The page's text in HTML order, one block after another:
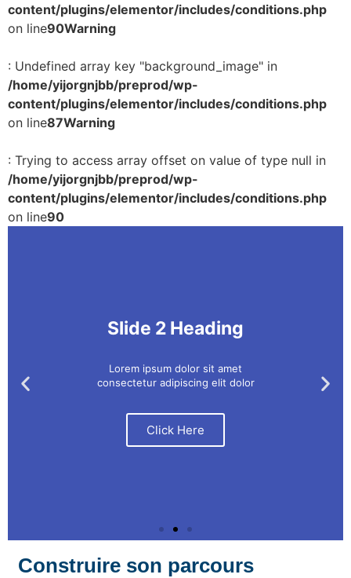
content/plugins/elementor/includes/conditions.php
on line90Warning
: Undefined array key "background_image" in
/home/yijorgnjbb/preprod/wp-
content/plugins/elementor/includes/conditions.php
on line87Warning
: Trying to access array offset on value of type null in
/home/yijorgnjbb/preprod/wp-
content/plugins/elementor/includes/conditions.php
on line90
Slide 2 Heading
Lorem ipsum dolor sit amet
consectetur adipiscing elit dolor
Click Here
Construire son parcours